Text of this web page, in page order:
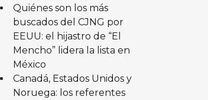
Quiénes son los más
buscados del CJNG por
EEUU: el hijastro de “El
Mencho” lidera la lista en
México
Canadá, Estados Unidos y
Noruega: los referentes